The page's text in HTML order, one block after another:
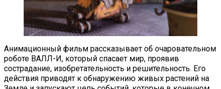
Анимационный фильм рассказывает об очаровательном
роботе ВАЛЛ-И, который спасает мир, проявив
сострадание, изобретательность и решительность. Его
действия приводят к обнаружению живых растений на